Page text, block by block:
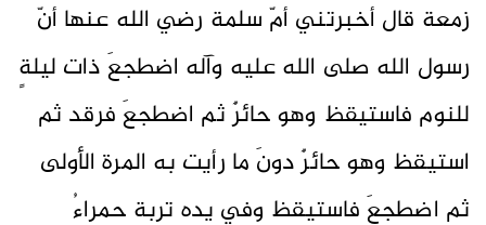
زمعة قال أخبرتني أمّ سلمة رضي الله عنها أنّ
رسول الله صلى الله عليه وآله اضطجعَ ذات ليلةٍ
للنوم فاستيقظ وهو حائرٌ ثم اضطجعَ فرقد ثم
استيقظ وهو حائرٌ دونَ ما رأيت به المرة الأولى
ثم اضطجعَ فاستيقظ وفي يدهِ تربة حمراءُ